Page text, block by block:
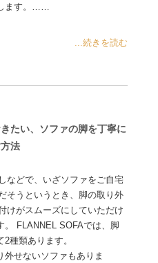
ます。……
...続きを読む
たい、ソファの脚を丁寧に
法
などで、いざソファをご自宅
そうというとき、脚の取り外
けがスムーズにしていただけ
。 FLANNEL SOFAでは、脚
種類あります。
外せないソファもありま